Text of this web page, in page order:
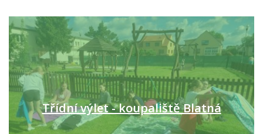
Třídní výlet - koupaliště Blatná